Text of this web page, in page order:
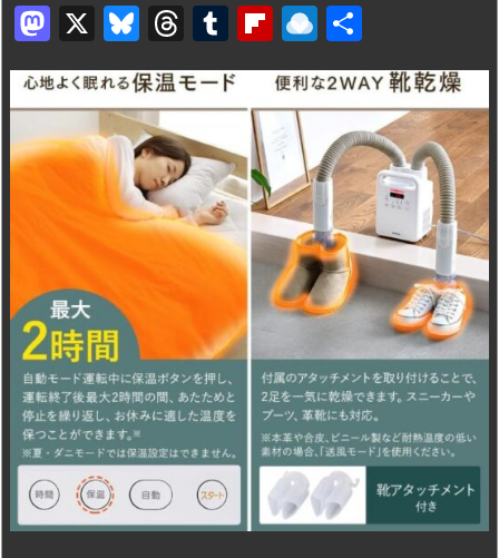
M
a
st
o
d
n
X
Bl
u
e
s
k
y
T
hr
e
a
d
s
T
u
m
bl
r
Fl
ip
b
o
ar
d
R
ai
n
dr
o
p.
io
有